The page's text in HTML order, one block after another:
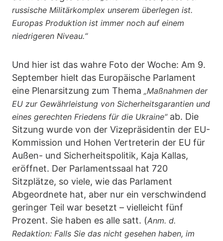
russische Militärkomplex unserem überlegen ist.
Europas Produktion ist immer noch auf einem
niedrigeren Niveau.“
Und hier ist das wahre Foto der Woche: Am 9.
September hielt das Europäische Parlament
eine Plenarsitzung zum Thema „Maßnahmen der
EU zur Gewährleistung von Sicherheitsgarantien und
eines gerechten Friedens für die Ukraine“ab. Die
Sitzung wurde von der Vizepräsidentin der EU-
Kommission und Hohen Vertreterin der EU für
Außen- und Sicherheitspolitik, Kaja Kallas,
eröffnet. Der Parlamentssaal hat 720
Sitzplätze, so viele, wie das Parlament
Abgeordnete hat, aber nur ein verschwindend
geringer Teil war besetzt – vielleicht fünf
Prozent. Sie haben es alle satt. (Anm. d.
Redaktion: Falls Sie das nicht gesehen haben, im